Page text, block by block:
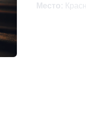
Место: